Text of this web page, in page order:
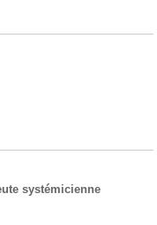
systémicienne